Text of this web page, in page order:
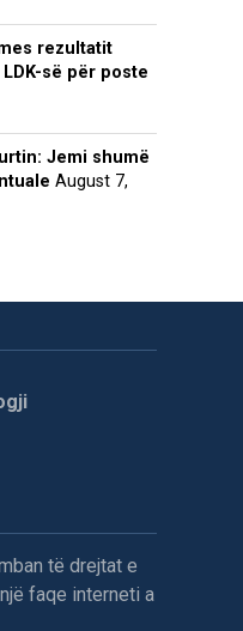
rezultatit
së për poste
Jemi shumë
August 7,
të drejtat e
faqe interneti a